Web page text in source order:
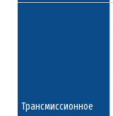
Трансмиссионное